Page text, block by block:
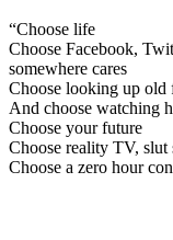
“Choose life
Choose Facebook,
somewhere cares
Choose looking up old
And choose watching
Choose your future
Choose reality TV, slut
Choose a zero hour